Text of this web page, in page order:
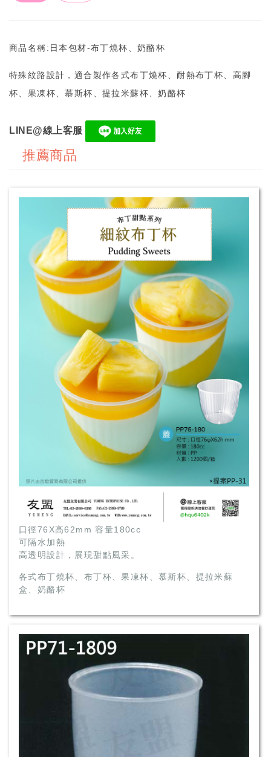
商品名稱:日本包材-布丁燒杯、奶酪杯
特殊紋路設計，適合製作各式布丁燒杯、耐熱布丁杯、高腳
杯、果凍杯、慕斯杯、提拉米蘇杯、奶酪杯
LINE@線上客服
推薦商品
口徑76X高62mm 容量180cc
可隔水加熱
高透明設計，展現甜點風采。
各式布丁燒杯、布丁杯、果凍杯、慕斯杯、提拉米蘇
盒、奶酪杯